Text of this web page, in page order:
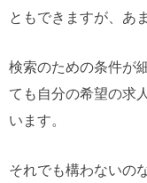
ともできますが、あ
検索のための条件が
ても自分の希望の求
います。
それでも構わないの